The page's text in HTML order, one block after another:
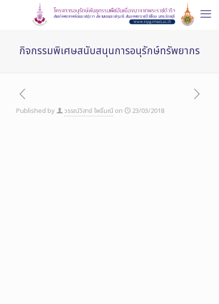
กิจกรรมพิเศษสนับสนุนการอนุรักษ์ทรัพยากร
Published by วรรณ์วิสาข์ โพธิ์มณี on 23/03/2018